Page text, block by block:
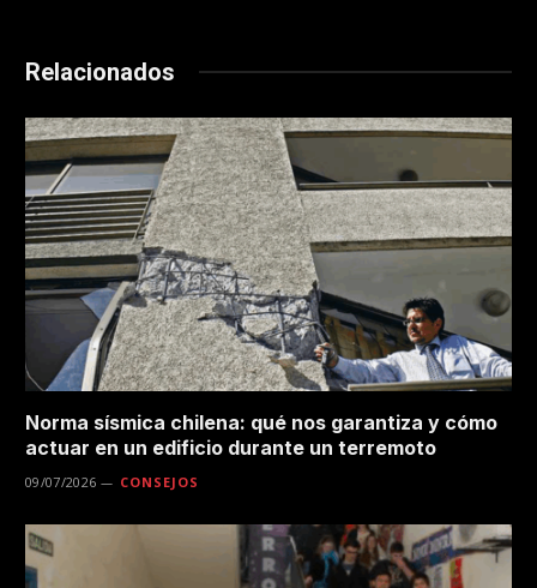
Relacionados
Norma sísmica chilena: qué nos garantiza y cómo
actuar en un edificio durante un terremoto
09/07/2026 CONSEJOS